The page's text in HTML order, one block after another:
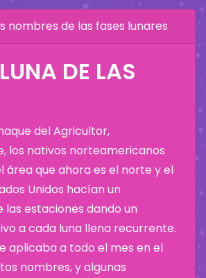
nombres de las fases lunares
DE LAS
del Agricultor,
los nativos norteamericanos
área que ahora es el norte y el
Unidos hacían un
las estaciones dando un
a cada luna llena recurrente.
aplicaba a todo el mes en el
nombres, y algunas